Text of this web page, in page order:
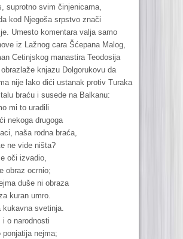
suprotno svim činjenicama,
kod Njegoša srpstvo znači
Umesto komentara valja samo
iz Lažnog cara Šćepana Malog,
Cetinjskog manastira Teodosija
knjazu Dolgorukovu da
nije lako dići ustanak protiv Turaka
braću i susede na Balkanu:
mi to uradili
nekoga drugoga
naša rodna braća,
ne vide ništa?
oči izvadio,
obraz ocrnio;
duše ni obraza
kuran umro.
kukavna svetinja.
i o narodnosti
ponjatija nejma;